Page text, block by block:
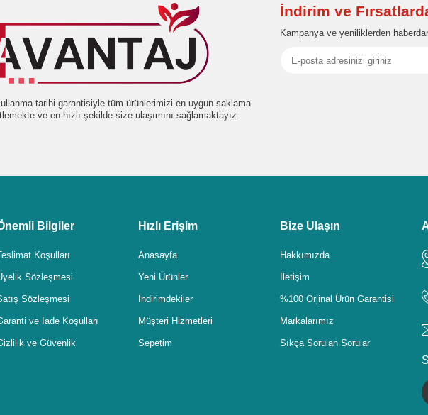
tarihi garantisiyle tüm ürünlerimizi en uygun saklama
ve en hızlı şekilde size ulaşımını sağlamaktayız
İndirim ve
Kampanya ve yeniliklerden
Bilgiler
Koşulları
Sözleşmesi
Sözleşmesi
ve İade Koşulları
ve Güvenlik
Hızlı Erişim
Anasayfa
Yeni Ürünler
İndirimdekiler
Müşteri Hizmetleri
Sepetim
Bize Ulaşın
Hakkımızda
İletişim
%100 Orjinal Ürün Garantisi
Markalarımız
Sıkça Sorulan Sorular